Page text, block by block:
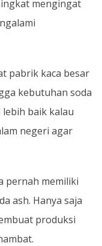
mengingat
pabrik kaca besar
kebutuhan soda
baik kalau
negeri agar
pernah memiliki
ash. Hanya saja
produksi